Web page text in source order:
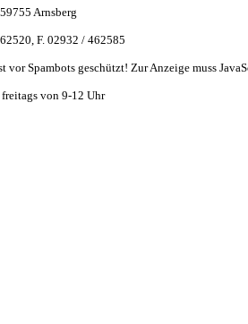
Arnsberg
F. 02932 / 462585
vor Spambots geschützt! Zur Anzeige muss
von 9-12 Uhr